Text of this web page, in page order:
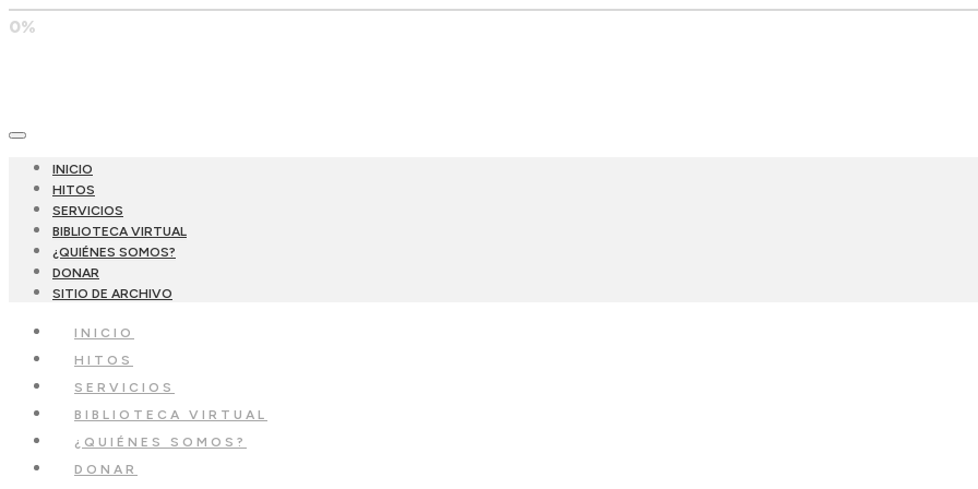
0%
INICIO
HITOS
SERVICIOS
BIBLIOTECA VIRTUAL
¿QUIÉNES SOMOS?
DONAR
SITIO DE ARCHIVO
INICIO
HITOS
SERVICIOS
BIBLIOTECA VIRTUAL
¿QUIÉNES SOMOS?
DONAR